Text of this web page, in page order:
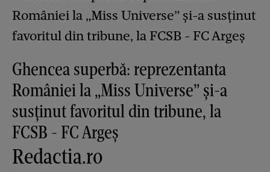
Ghencea superbă: reprezentanta
României la „Miss Universe” și-a
susținut favoritul din tribune, la
FCSB - FC Argeș
Redactia.ro